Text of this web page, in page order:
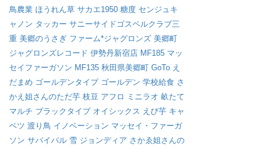
鳥農業 ほうれん草 サカエ1950 糖度 センジュキ
ャノン タッカー サニーサイドゴスペルクラブ三
重 美郷のうさぎ ファーム*ジャグロンズ 美郷町
ジャグロンズレコード 伊勢丹新宿店 MF185 マッ
セイファーガソン MF135 秋田県美郷町 GoTo え
だまめ ゴールデンタイプ ゴールデン 学校給食 さ
かえ姐さんのただ芋 枝豆 アフロ ミニラオ 畝たて
マルチ ブラックタイプ オイシックス えび芋 キャ
ベツ 渡り鳥 イノベーション マッセイ・ファーガ
ソン サバイバル 雪 ジョンディア さかゑ姐さんの